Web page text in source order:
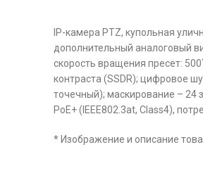
IP-камера PTZ, купольная
дополнительный аналоговый
скорость вращения пресет:
контраста (SSDR); цифровое
точечный); маскирование – 24
PoE+ (IEEE802.3at, Class4),
* Изображение и описание